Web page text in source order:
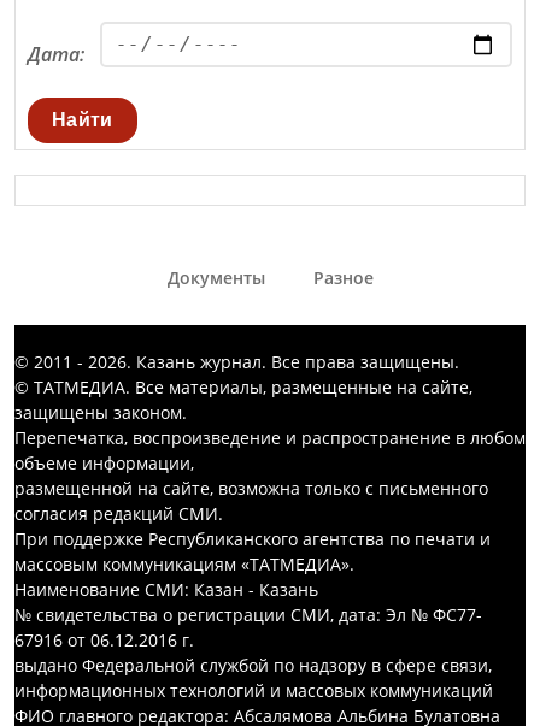
Дата:
Найти
Документы Разное
© 2011 - 2026. Казань журнал. Все права защищены.
© ТАТМЕДИА. Все материалы, размещенные на сайте,
защищены законом.
Перепечатка, воспроизведение и распространение в любом
объеме информации,
размещенной на сайте, возможна только с письменного
согласия редакций СМИ.
При поддержке Республиканского агентства по печати и
массовым коммуникациям «ТАТМЕДИА».
Наименование СМИ: Казан - Казань
№ свидетельства о регистрации СМИ, дата: Эл № ФС77-
67916 от 06.12.2016 г.
выдано Федеральной службой по надзору в сфере связи,
информационных технологий и массовых коммуникаций
ФИО главного редактора: Абсалямова Альбина Булатовна